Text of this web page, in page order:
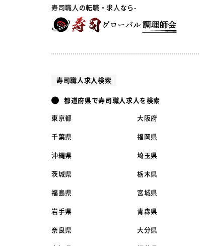
寿司職人の転職・求人なら-
寿司職人求人検索
都道府県で寿司職人求人を検索
東京都 大阪府
千葉県 福岡県
沖縄県 埼玉県
茨城県 栃木県
福島県 宮城県
岩手県 青森県
奈良県 大分県